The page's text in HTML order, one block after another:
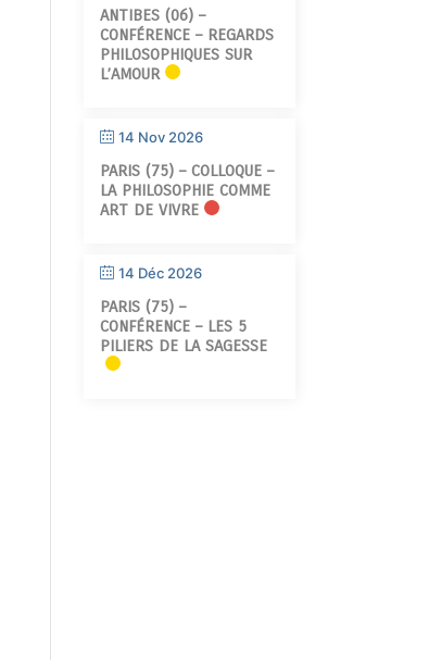
ANTIBES (06) –
CONFÉRENCE – REGARDS
PHILOSOPHIQUES SUR
L’AMOUR
14 Nov 2026
PARIS (75) – COLLOQUE –
LA PHILOSOPHIE COMME
ART DE VIVRE
14 Déc 2026
PARIS (75) –
CONFÉRENCE – LES 5
PILIERS DE LA SAGESSE